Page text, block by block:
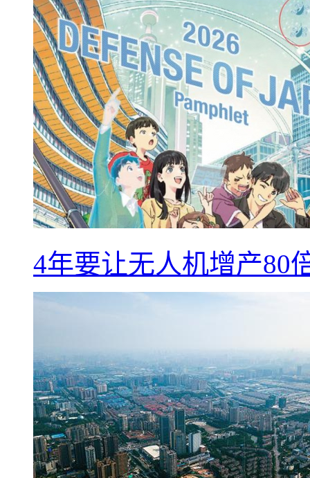
4年要让无人机增产80